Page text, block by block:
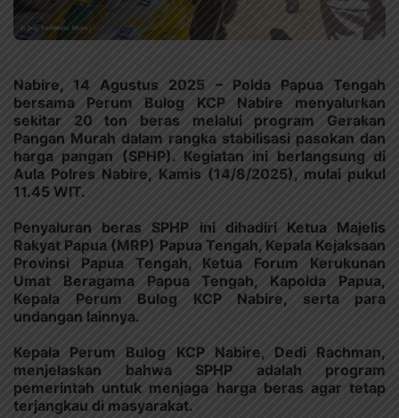
Nabire, 14 Agustus 2025 – Polda Papua Tengah
bersama Perum Bulog KCP Nabire menyalurkan
sekitar 20 ton beras melalui program Gerakan
Pangan Murah dalam rangka stabilisasi pasokan dan
harga pangan (SPHP). Kegiatan ini berlangsung di
Aula Polres Nabire, Kamis (14/8/2025), mulai pukul
11.45 WIT.
Penyaluran beras SPHP ini dihadiri Ketua Majelis
Rakyat Papua (MRP) Papua Tengah, Kepala Kejaksaan
Provinsi Papua Tengah, Ketua Forum Kerukunan
Umat Beragama Papua Tengah, Kapolda Papua,
Kepala Perum Bulog KCP Nabire, serta para
undangan lainnya.
Kepala Perum Bulog KCP Nabire, Dedi Rachman,
menjelaskan bahwa SPHP adalah program
pemerintah untuk menjaga harga beras agar tetap
terjangkau di masyarakat.